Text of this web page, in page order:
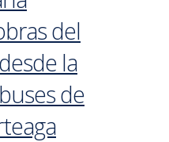
del
la
de